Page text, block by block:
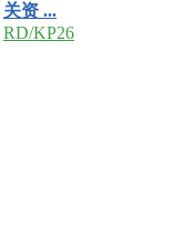
关资 ...
RD/KP26